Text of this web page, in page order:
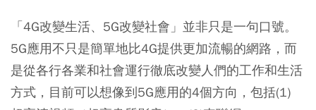
「4G改變生活、5G改變社會」並非只是一句口號。
5G應用不只是簡單地比4G提供更加流暢的網路，而
是從各行各業和社會運行徹底改變人們的工作和生活
方式，目前可以想像到5G應用的4個方向，包括(1)